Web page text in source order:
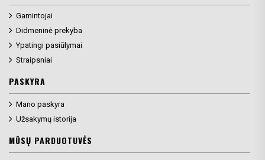
Gamintojai
Didmeninė prekyba
Ypatingi pasiūlymai
Straipsniai
PASKYRA
Mano paskyra
Užsakymų istorija
MŪSŲ PARDUOTUVĖS